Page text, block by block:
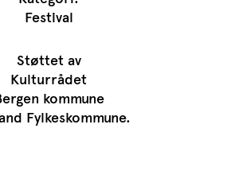
Festival
Støttet av
Kulturrådet
kommune
Fylkeskommune.